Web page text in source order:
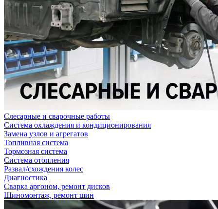
Слесарные и сварочные работы
Система охлаждения и кондиционирования
Замена узлов и агрегатов
Топливная система
Тормозная система
Система отопления
Развал/схождения колес
Диагностика
Сварка аргоном, ремонт дисков
Шиномонтаж, ремонт шин